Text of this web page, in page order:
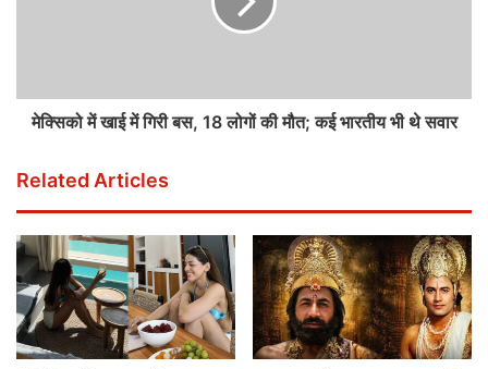
मेक्सिको में खाई में गिरी बस, 18 लोगों की मौत; कई भारतीय भी थे सवार
Related Articles